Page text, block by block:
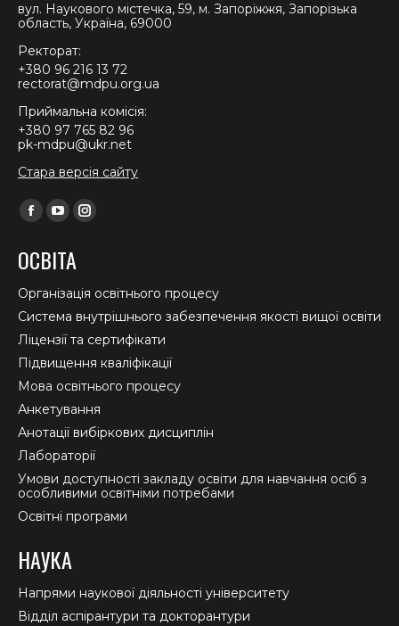
вул. Наукового містечка, 59, м. Запоріжжя, Запорізька
область, Україна, 69000
Ректорат:
+380 96 216 13 72
rectorat@mdpu.org.ua
Приймальна комісія:
+380 97 765 82 96
pk-mdpu@ukr.net
Стара версія сайту
Find us on:
Facebook
opens
in
new
window
YouTube
opens
in
new
window
Instagram
in
new
window
ОСВІТА
Організація освітнього процесу
Система внутрішнього забезпечення якості вищої освіти
Ліцензії та сертифікати
Підвищення кваліфікації
Мова освітнього процесу
Анкетування
Анотації вибіркових дисциплін
Лабораторії
Умови доступності закладу освіти для навчання осіб з
особливими освітніми потребами
Освітні програми
НАУКА
Напрями наукової діяльності університету
Відділ аспірантури та докторантури